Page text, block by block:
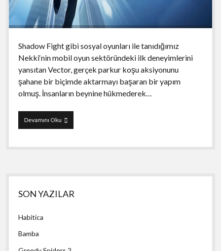
Shadow Fight gibi sosyal oyunları ile tanıdığımız
Nekki‘nin mobil oyun sektöründeki ilk deneyimlerini
yansıtan Vector, gerçek parkur koşu aksiyonunu
şahane bir biçimde aktarmayı başaran bir yapım
olmuş. İnsanların beynine hükmederek…
Devamını OkuVector
Yan
Menü
SON YAZILAR
Habitica
Bamba